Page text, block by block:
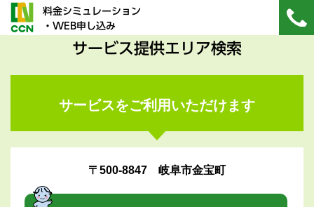
料金シミュレーション
・WEB申し込み
サービス提供エリア検索
サービスをご利用いただけます
〒500-8847 岐阜市金宝町